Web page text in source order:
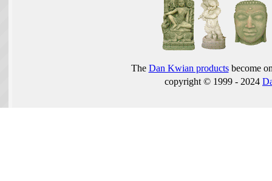
The Dan Kwian productsbecome
copyright © 1999 - 2024